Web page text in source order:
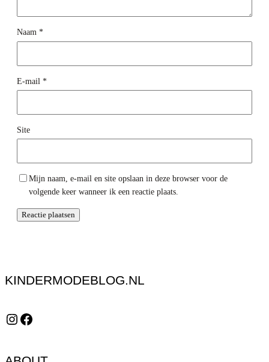
Naam *
E-mail *
Site
Mijn naam, e-mail en site opslaan in deze browser voor de
volgende keer wanneer ik een reactie plaats.
KINDERMODEBLOG.NL
Instagram Facebook